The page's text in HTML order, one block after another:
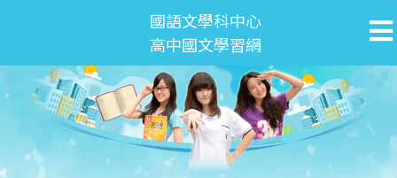
國語文學科中心
高中國文學習網